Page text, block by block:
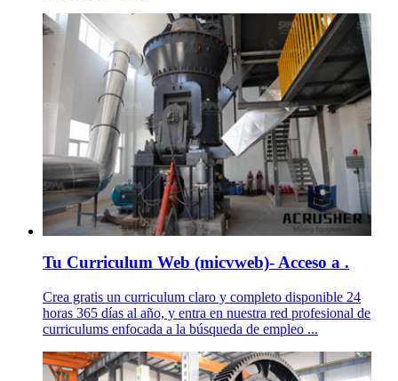
Tu Curriculum Web (micvweb)- Acceso a .
Crea gratis un curriculum claro y completo disponible 24
horas 365 días al año, y entra en nuestra red profesional de
curriculums enfocada a la búsqueda de empleo ...